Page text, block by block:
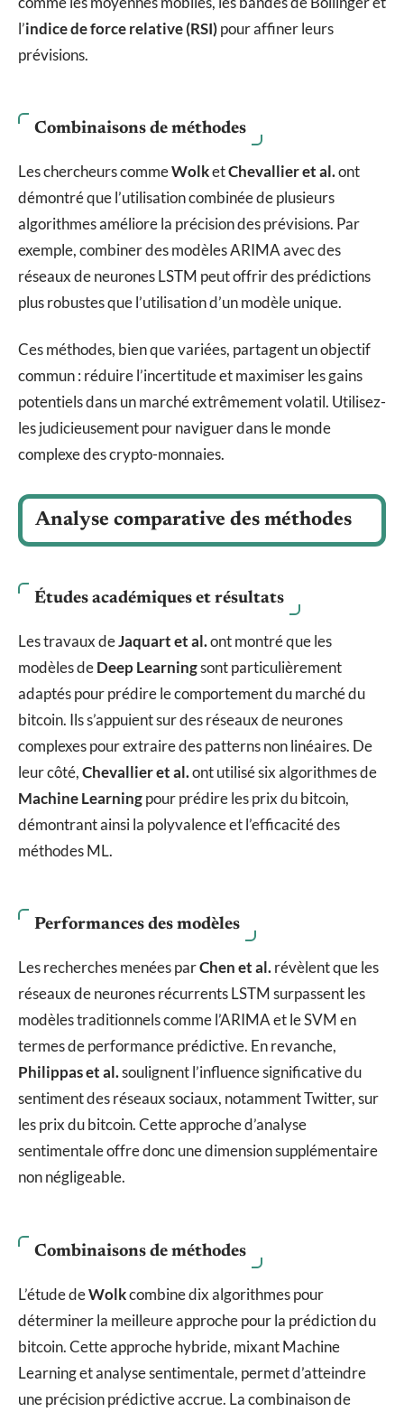
l’indice de force relative (RSI)pour affiner leurs
prévisions.
Combinaisons de méthodes
Les chercheurs commeWolketChevallier et al.ont
démontré que l’utilisation combinée de plusieurs
algorithmes améliore la précision des prévisions. Par
exemple, combiner des modèles ARIMA avec des
réseaux de neurones LSTM peut offrir des prédictions
plus robustes que l’utilisation d’un modèle unique.
Ces méthodes, bien que variées, partagent un objectif
commun : réduire l’incertitude et maximiser les gains
potentiels dans un marché extrêmement volatil. Utilisez-
les judicieusement pour naviguer dans le monde
complexe des crypto-monnaies.
Analyse comparative des méthodes
Études académiques et résultats
Les travaux deJaquart et al.ont montré que les
modèles deDeep Learningsont particulièrement
adaptés pour prédire le comportement du marché du
bitcoin. Ils s’appuient sur des réseaux de neurones
complexes pour extraire des patterns non linéaires. De
leur côté,Chevallier et al.ont utilisé six algorithmes de
Machine Learningpour prédire les prix du bitcoin,
démontrant ainsi la polyvalence et l’efficacité des
méthodes ML.
Performances des modèles
Les recherches menées parChen et al.révèlent que les
réseaux de neurones récurrents LSTM surpassent les
modèles traditionnels comme l’ARIMA et le SVM en
termes de performance prédictive. En revanche,
Philippas et al.soulignent l’influence significative du
sentiment des réseaux sociaux, notamment Twitter, sur
les prix du bitcoin. Cette approche d’analyse
sentimentale offre donc une dimension supplémentaire
non négligeable.
Combinaisons de méthodes
L’étude deWolkcombine dix algorithmes pour
déterminer la meilleure approche pour la prédiction du
bitcoin. Cette approche hybride, mixant Machine
Learning et analyse sentimentale, permet d’atteindre
une précision prédictive accrue. La combinaison de